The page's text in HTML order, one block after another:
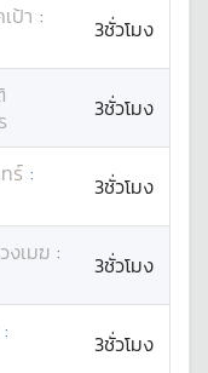
ป้า :
3ชั่วโมง
3ชั่วโมง
ร์ :
3ชั่วโมง
งเมฆ :
3ชั่วโมง
:
3ชั่วโมง